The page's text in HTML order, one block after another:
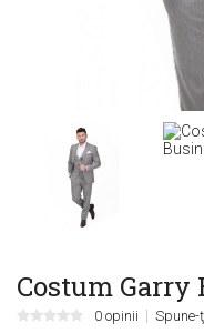
Costum Garry
0 opinii Spune-